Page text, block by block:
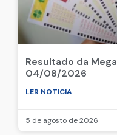
Resultado da
04/08/2026
LER NOTICIA
5 de agosto de 2026